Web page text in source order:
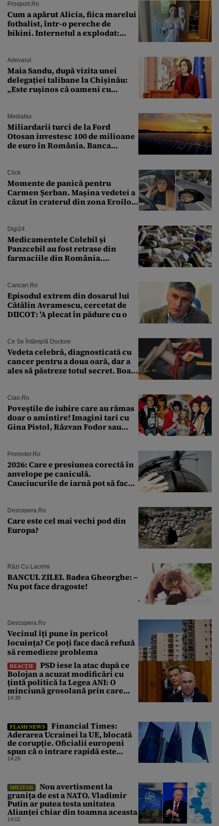
Prosport.ro
Cum a apărut Alicia, fiica marelui
fotbalist, într-o pereche de
bikini. Internetul a explodat:
Adevarul
Maia Sandu, după vizita unei
delegației talibane la Chișinău:
„Este rușinos că oameni cu
Mediafax
Miliardarii turci de la Ford
Otosan investesc 100 de milioane
de euro în România. Banca
Click
Momente de panică pentru
Carmen Șerban. Mașina vedetei a
căzut în craterul din zona Eroilor:
Digi24
Medicamentele Colebil și
Panzcebil au fost retrase din
farmaciile din România.
Cancan.ro
Episodul extrem din dosarul lui
Cătălin Avramescu, cercetat de
DIICOT: 'A plecat în pădure cu o
Ce Se Întâmplă Doctore
Vedeta celebră, diagnosticată cu
cancer pentru a doua oară, dar a
ales să păstreze totul secret. Boala
Ciao.ro
Poveştile de iubire care au rămas
doar o amintire! Imagini tari cu
Gina Pistol, Răzvan Fodor sau
Promotor.ro
2026: Care e presiunea corectă în
anvelope pe caniculă.
Cauciucurile de iarnă pot să facă
Descopera.ro
Care este cel mai vechi pod din
Europa?
Râzi Cu Lacrimi
BANCUL ZILEI. Badea Gheorghe: –
Nu pot face dragoste!
Descopera.ro
Vecinul îți pune în pericol
locuința? Ce poți face dacă refuză
să remedieze problema
REACȚIE
PSD iese la atac după ce
Bolojan a acuzat modificări cu
țintă politică la Legea ANI: O
minciună grosolană prin care
încearcă să acopere culpa PNL-
14:38
FLASH NEWS
Financial Times:
Aderarea Ucrainei la UE, blocată
de corupție. Oficialii europeni
spun că o intrare rapidă este
imposibilă
14:26
MILITAR
Nou avertisment la
granița de est a NATO. Vladimir
Putin ar putea testa unitatea
Alianței chiar din toamna aceasta
14:02